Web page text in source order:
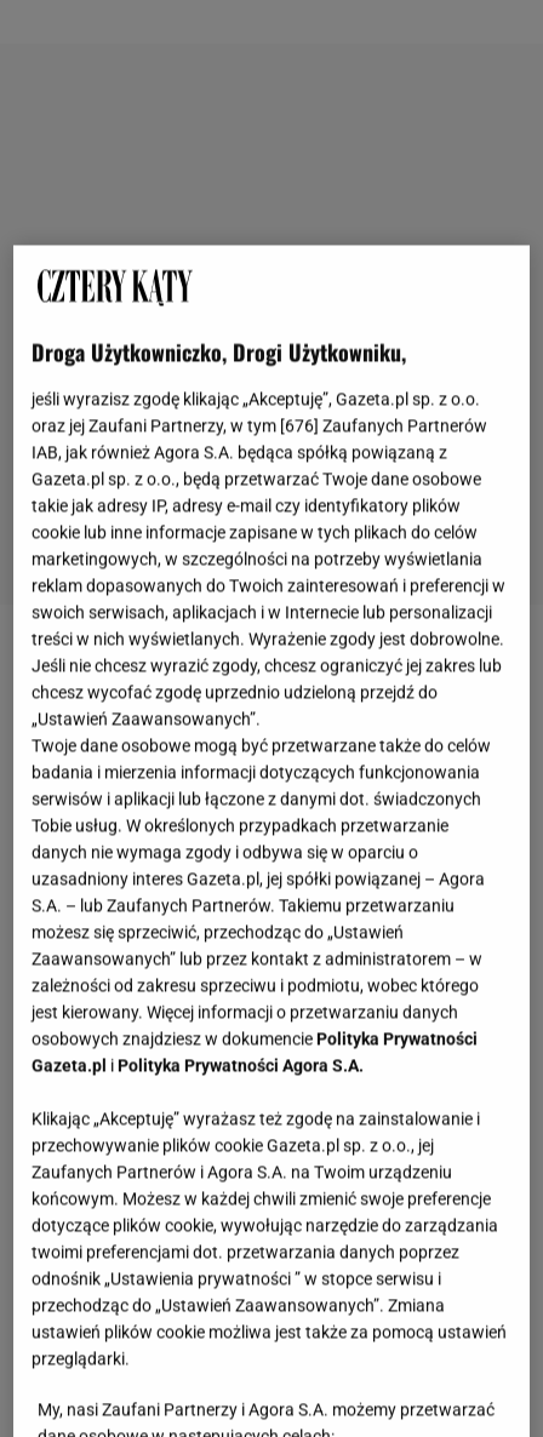
Droga Użytkowniczko, Drogi Użytkowniku,
jeśli wyrazisz zgodę klikając „Akceptuję”, Gazeta.pl sp. z o.o.
oraz jej Zaufani Partnerzy, w tym [676] Zaufanych Partnerów
IAB, jak również Agora S.A. będąca spółką powiązaną z
Gazeta.pl sp. z o.o., będą przetwarzać Twoje dane osobowe
takie jak adresy IP, adresy e-mail czy identyfikatory plików
cookie lub inne informacje zapisane w tych plikach do celów
marketingowych, w szczególności na potrzeby wyświetlania
reklam dopasowanych do Twoich zainteresowań i preferencji w
swoich serwisach, aplikacjach i w Internecie lub personalizacji
treści w nich wyświetlanych. Wyrażenie zgody jest dobrowolne.
Jeśli nie chcesz wyrazić zgody, chcesz ograniczyć jej zakres lub
chcesz wycofać zgodę uprzednio udzieloną przejdź do
„Ustawień Zaawansowanych”.
Twoje dane osobowe mogą być przetwarzane także do celów
badania i mierzenia informacji dotyczących funkcjonowania
serwisów i aplikacji lub łączone z danymi dot. świadczonych
Tobie usług. W określonych przypadkach przetwarzanie
danych nie wymaga zgody i odbywa się w oparciu o
uzasadniony interes Gazeta.pl, jej spółki powiązanej – Agora
S.A. – lub Zaufanych Partnerów. Takiemu przetwarzaniu
możesz się sprzeciwić, przechodząc do „Ustawień
Zaawansowanych” lub przez kontakt z administratorem – w
zależności od zakresu sprzeciwu i podmiotu, wobec którego
jest kierowany. Więcej informacji o przetwarzaniu danych
osobowych znajdziesz w dokumenciePolityka Prywatności
Gazeta.pl iPolityka Prywatności Agora S.A.
Klikając „Akceptuję” wyrażasz też zgodę na zainstalowanie i
przechowywanie plików cookie Gazeta.pl sp. z o.o., jej
Zaufanych Partnerów i Agora S.A. na Twoim urządzeniu
końcowym. Możesz w każdej chwili zmienić swoje preferencje
dotyczące plików cookie, wywołując narzędzie do zarządzania
twoimi preferencjami dot. przetwarzania danych poprzez
odnośnik „Ustawienia prywatności ” w stopce serwisu i
przechodząc do „Ustawień Zaawansowanych”. Zmiana
ustawień plików cookie możliwa jest także za pomocą ustawień
przeglądarki.
My, nasi Zaufani Partnerzy i Agora S.A. możemy przetwarzać